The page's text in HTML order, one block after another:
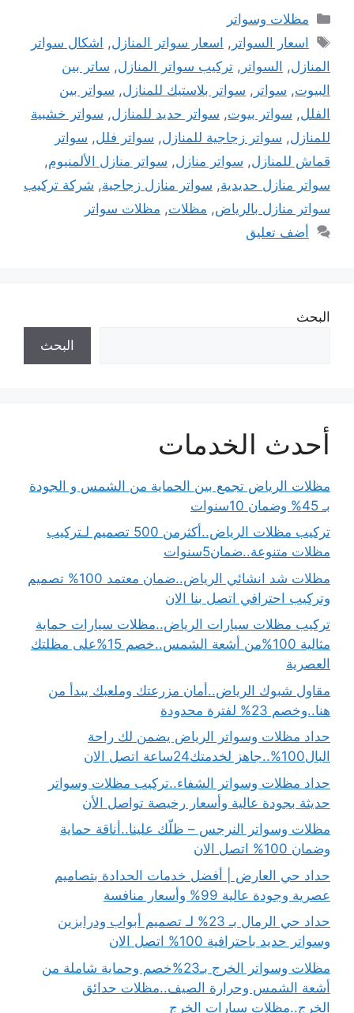
التصنيفات
مظلات وسواتر
الوسوم
اسعار السواتر , اسعار سواتر المنازل, اشكال سواتر
المنازل, السواتر , تركيب سواتر المنازل, ساتر بين
البيوت, سواتر , سواتر بلاستيك للمنازل, سواتر بين
الفلل, سواتر بيوت, سواتر حديد للمنازل, سواتر خشبية
للمنازل, سواتر زجاجية للمنازل, سواتر فلل, سواتر
قماش للمنازل, سواتر منازل, سواتر منازل الألمنيوم,
سواتر منازل حديدية, سواتر منازل زجاجية, شركة تركيب
سواتر منازل بالرياض, مظلات, مظلات سواتر
أضف تعليق
البحث
البحث
أحدث الخدمات
مظلات الرياض تجمع بين الحماية من الشمس و الجودة
بـ 45% وضمان 10سنوات
تركيب مظلات الرياض..أكثرمن 500 تصميم لـتركيب
مظلات متنوعة..ضمان5سنوات
مظلات شد انشائي الرياض..ضمان معتمد 100% تصميم
وتركيب احترافي اتصل بنا الان
تركيب مظلات سيارات الرياض..مظلات سيارات حماية
مثالية 100%من أشعة الشمس..خصم 15%على مظلتك
العصرية
مقاول شبوك الرياض..أمان مزرعتك وملعبك يبدأ من
هنا..وخصم 23% لفترة محدودة
حداد مظلات وسواتر الرياض يضمن لك راحة
البال100%..جاهز لخدمتك24ساعة اتصل الان
حداد مظلات وسواتر الشفاء..تركيب مظلات وسواتر
حديثة بجودة عالية وأسعار رخيصة تواصل الأن
مظلات وسواتر النرجس – ظلّك علينا..أناقة حماية
وضمان 100% اتصل الان
حداد حي العارض | أفضل خدمات الحدادة بتصاميم
عصرية وجودة عالية 99% وأسعار منافسة
حداد حي الرمال بـ 23% لـ تصميم أبواب ودرابزين
وسواتر حديد باحترافية 100% اتصل الان
مظلات وسواتر الخرج بـ23%خصم وحماية شاملة من
أشعة الشمس وحرارة الصيف..مظلات حدائق
الخرج..مظلات سيارات الخرج